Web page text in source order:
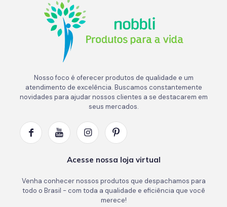
Nosso foco é oferecer produtos de qualidade e um
atendimento de excelência. Buscamos constantemente
novidades para ajudar nossos clientes a se destacarem em
seus mercados.
Acesse nossa loja virtual
Venha conhecer nossos produtos que despachamos para
todo o Brasil - com toda a qualidade e eficiência que você
merece!